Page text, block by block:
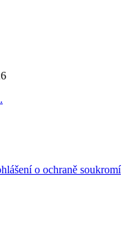
o ochraně soukromí